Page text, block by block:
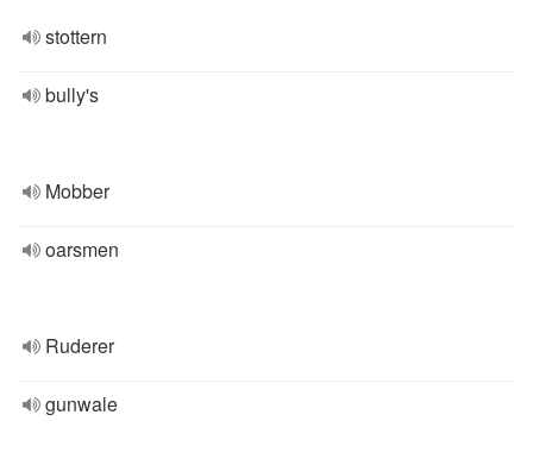
stottern
bully's
Mobber
oarsmen
Ruderer
gunwale